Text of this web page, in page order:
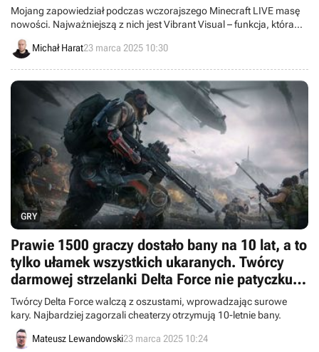
Mojang zapowiedział podczas wczorajszego Minecraft LIVE masę
nowości. Najważniejszą z nich jest Vibrant Visual – funkcja, która
spektakularnie upiększa Minectafta. Oprócz niej otrzymamy m.in
świeżą opcję latania (i to nawet we trzy osoby).
Michał Harat23 marca 2025 10:30
GRY
Prawie 1500 graczy dostało bany na 10 lat, a to
tylko ułamek wszystkich ukaranych. Twórcy
darmowej strzelanki Delta Force nie patyczkują
się z oszustami
Twórcy Delta Force walczą z oszustami, wprowadzając surowe
kary. Najbardziej zagorzali cheaterzy otrzymują 10-letnie bany.
Mateusz Lewandowski23 marca 2025 10:24